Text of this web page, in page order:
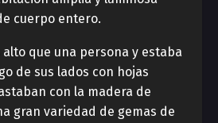
cuerpo entero.
alto que una persona y estaba
de sus lados con hojas
con la madera de
gran variedad de gemas de